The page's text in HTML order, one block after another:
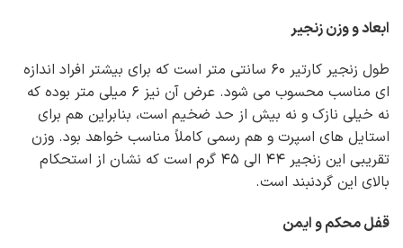
ابعاد و وزن زنجیر
طول زنجیر کارتیر ۶۰ سانتی متر است که برای بیشتر افراد اندازه
ای مناسب محسوب می شود. عرض آن نیز ۶ میلی متر بوده که
نه خیلی نازک و نه بیش از حد ضخیم است، بنابراین هم برای
استایل های اسپرت و هم رسمی کاملاً مناسب خواهد بود. وزن
تقریبی این زنجیر ۴۴ الی ۴۵ گرم است که نشان از استحکام
بالای این گردنبند است.
قفل محکم و ایمن